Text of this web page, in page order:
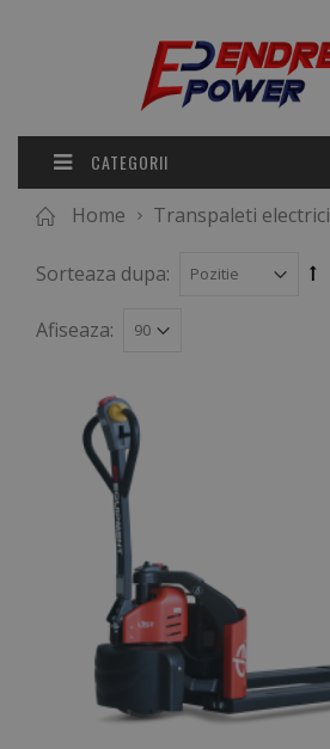
CATEGORII
Home Transpaleti electrici
Sorteaza dupa:
Afiseaza: